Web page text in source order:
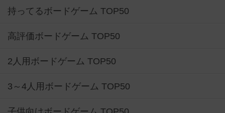
持ってるボードゲーム TOP50
高評価ボードゲーム TOP50
2人用ボードゲーム TOP50
3～4人用ボードゲーム TOP50